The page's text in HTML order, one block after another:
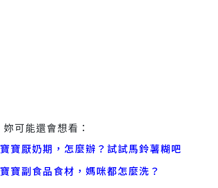
妳可能還會想看：
寶寶厭奶期，怎麼辦？試試馬鈴薯糊吧
寶寶副食品食材，媽咪都怎麼洗？